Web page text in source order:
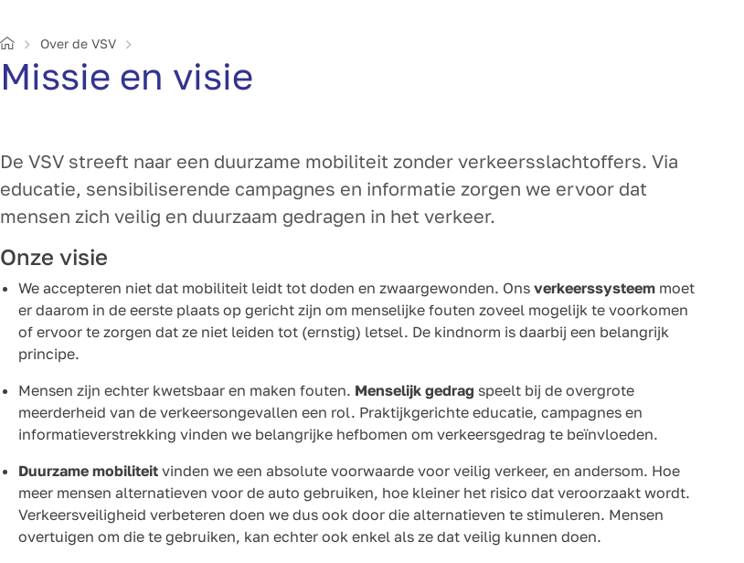
HomeOver de VSV
Missie en visie
De VSV streeft naar een duurzame mobiliteit zonder verkeersslachtoffers. Via
educatie, sensibiliserende campagnes en informatie zorgen we ervoor dat
mensen zich veilig en duurzaam gedragen in het verkeer.
Onze visie
We accepteren niet dat mobiliteit leidt tot doden en zwaargewonden. Ons verkeerssysteem moet
er daarom in de eerste plaats op gericht zijn om menselijke fouten zoveel mogelijk te voorkomen
of ervoor te zorgen dat ze niet leiden tot (ernstig) letsel. De kindnorm is daarbij een belangrijk
principe.
Mensen zijn echter kwetsbaar en maken fouten. Menselijk gedrag speelt bij de overgrote
meerderheid van de verkeersongevallen een rol. Praktijkgerichte educatie, campagnes en
informatieverstrekking vinden we belangrijke hefbomen om verkeersgedrag te beïnvloeden.
Duurzame mobiliteit vinden we een absolute voorwaarde voor veilig verkeer, en andersom. Hoe
meer mensen alternatieven voor de auto gebruiken, hoe kleiner het risico dat veroorzaakt wordt.
Verkeersveiligheid verbeteren doen we dus ook door die alternatieven te stimuleren. Mensen
overtuigen om die te gebruiken, kan echter ook enkel als ze dat veilig kunnen doen.